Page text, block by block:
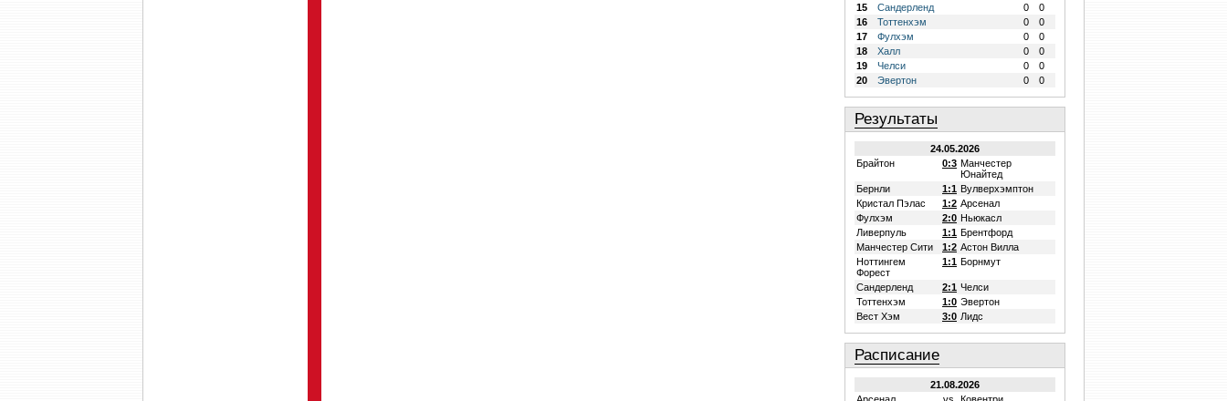
15
Сандерленд 0
0
16
Тоттенхэм 0
0
17
Фулхэм 0
0
18
Халл 0
0
19
Челси 0
0
20
Эвертон 0 0
Результаты
24.05.2026
Брайтон
0:3 Манчестер
Юнайтед
Бернли
1:1 Вулверхэмптон
Кристал Пэлас
1:2 Арсенал
Фулхэм
2:0 Ньюкасл
Ливерпуль
1:1 Брентфорд
Манчестер Сити
1:2 Астон Вилла
Ноттингем
Форест
1:1 Борнмут
Сандерленд 2:1 Челси
Тоттенхэм
1:0 Эвертон
Вест Хэм
3:0 Лидс
Расписание
21.08.2026